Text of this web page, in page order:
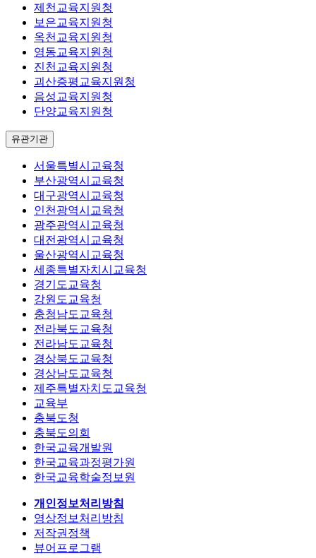
제천교육지원청
보은교육지원청
옥천교육지원청
영동교육지원청
진천교육지원청
괴산증평교육지원청
음성교육지원청
단양교육지원청
유관기관
서울특별시교육청
부산광역시교육청
대구광역시교육청
인천광역시교육청
광주광역시교육청
대전광역시교육청
울산광역시교육청
세종특별자치시교육청
경기도교육청
강원도교육청
충청남도교육청
전라북도교육청
전라남도교육청
경상북도교육청
경상남도교육청
제주특별자치도교육청
교육부
충북도청
충북도의회
한국교육개발원
한국교육과정평가원
한국교육학술정보원
개인정보처리방침
영상정보처리방침
저작권정책
뷰어프로그램